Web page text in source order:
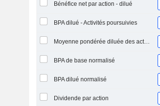
Bénéfice net par action - dilué
BPA dilué - Activités poursuivies
Moyenne pondérée diluée des actions en circulation
BPA de base normalisé
BPA dilué normalisé
Dividende par action